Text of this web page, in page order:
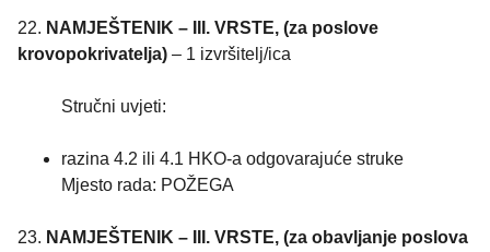
22. NAMJEŠTENIK – III. VRSTE, (za poslove
krovopokrivatelja) – 1 izvršitelj/ica
Stručni uvjeti:
razina 4.2 ili 4.1 HKO-a odgovarajuće struke
Mjesto rada: POŽEGA
23. NAMJEŠTENIK – III. VRSTE, (za obavljanje poslova